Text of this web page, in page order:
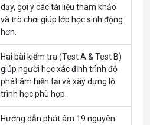
dạy, gợi ý các tài liệu tham khảo
và trò chơi giúp lớp học sinh động
hơn.
Hai bài kiểm tra (Test A & Test B)
giúp người học xác định trình độ
phát âm hiện tại và xây dựng lộ
trình học phù hợp.
Hướng dẫn phát âm 19 nguyên